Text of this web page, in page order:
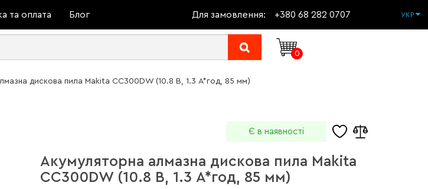
та оплата Блог Для замовлення: +380 68 282 0707 УКР
0
дискова пила Makita CC300DW (10.8 В, 1.3 А*год, 85 мм)
Є в наявності
Акумуляторна алмазна дискова пила Makita
CC300DW (10.8 В, 1.3 А*год, 85 мм)